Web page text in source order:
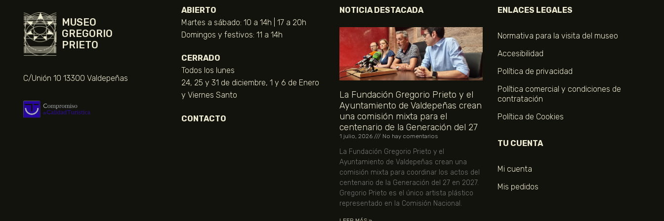
MUSEO
GREGORIO
PRIETO
C/Unión 10 13300 Valdepeñas
ABIERTO
Martes a sábado: 10 a 14h | 17 a 20h
Domingos y festivos: 11 a 14h
CERRADO
Todos los lunes
24, 25 y 31 de diciembre, 1 y 6 de Enero
y Viernes Santo
CONTACTO
NOTICIA DESTACADA
La Fundación Gregorio Prieto y el
Ayuntamiento de Valdepeñas crean
una comisión mixta para el
centenario de la Generación del 27
1 julio, 2026 No hay comentarios
La Fundación Gregorio Prieto y el
Ayuntamiento de Valdepeñas crean una
comisión mixta para coordinar los actos del
centenario de la Generación del 27 en 2027.
Gregorio Prieto es el único artista plástico
representado en la Comisión Nacional.
ENLACES LEGALES
Normativa para la visita del museo
Accesibilidad
Política de privacidad
Política comercial y condiciones de
contratación
Política de Cookies
TU CUENTA
Mi cuenta
Mis pedidos